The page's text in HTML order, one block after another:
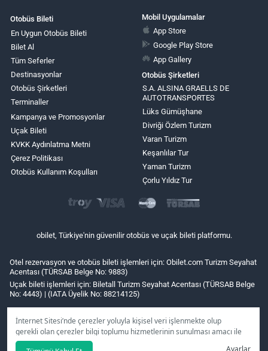
İnternet Sitesi’nde çerezler yoluyla kişisel veri işlenmekte olup
gerekli olan çerezler bilgi toplumu hizmetlerinin sunulması amacı ile
kullanılmaktadır. Tercihleriniz doğrultusunda size özel
Otobüs Bileti
En Uygun Otobüs Bileti
Bilet Al
Tüm Seferler
Destinasyonlar
Otobüs Şirketleri
Terminaller
Kampanya ve Promosyonlar
Uçak Bileti
KVKK Aydınlatma Metni
Çerez Politikası
Otobüs Kullanım Koşulları
Mobil Uygulamalar
App Store
Google Play Store
App Gallery
Otobüs Şirketleri
S.A. ALSINA GRAELLS DE
AUTOTRANSPORTES
Lüks Gümüşhane
Divriği Özlem Turizm
Varan Turizm
Keşanlılar Tur
Yaman Turizm
Çorlu Yıldız Tur
obilet, Türkiye'nin güvenilir otobüs ve uçak bileti platformu.
Otel rezervasyon ve otobüs bileti işlemleri için: Obilet.com Turizm Seyahat
Acentası (TÜRSAB Belge No: 9883)
Uçak bileti işlemleri için: Biletall Turizm Seyahat Acentası (TÜRSAB Belge
No: 4443) | (IATA Üyelik No: 88214125)